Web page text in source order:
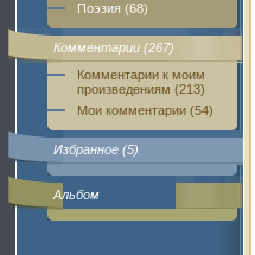
Поэзия (68)
Комментарии (267)
Комментарии к моим
произведениям (213)
Мои комментарии (54)
Избранное (5)
Альбом